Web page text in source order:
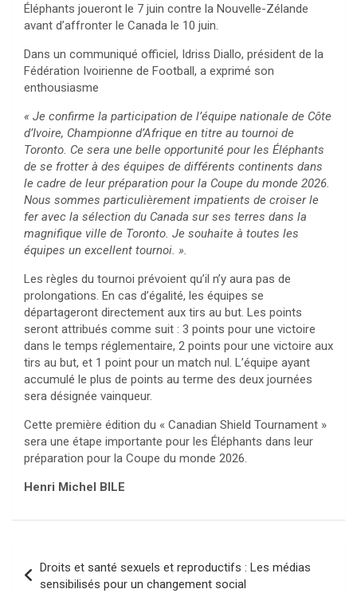
Éléphants joueront le 7 juin contre la Nouvelle-Zélande
avant d’affronter le Canada le 10 juin.
Dans un communiqué officiel, Idriss Diallo, président de la
Fédération Ivoirienne de Football, a exprimé son
enthousiasme
« Je confirme la participation de l’équipe nationale de Côte
d’Ivoire, Championne d’Afrique en titre au tournoi de
Toronto. Ce sera une belle opportunité pour les Éléphants
de se frotter à des équipes de différents continents dans
le cadre de leur préparation pour la Coupe du monde 2026.
Nous sommes particulièrement impatients de croiser le
fer avec la sélection du Canada sur ses terres dans la
magnifique ville de Toronto. Je souhaite à toutes les
équipes un excellent tournoi. ».
Les règles du tournoi prévoient qu’il n’y aura pas de
prolongations. En cas d’égalité, les équipes se
départageront directement aux tirs au but. Les points
seront attribués comme suit : 3 points pour une victoire
dans le temps réglementaire, 2 points pour une victoire aux
tirs au but, et 1 point pour un match nul. L’équipe ayant
accumulé le plus de points au terme des deux journées
sera désignée vainqueur.
Cette première édition du « Canadian Shield Tournament »
sera une étape importante pour les Éléphants dans leur
préparation pour la Coupe du monde 2026.
Henri Michel BILE
de
Droits et santé sexuels et reproductifs : Les médias
sensibilisés pour un changement social